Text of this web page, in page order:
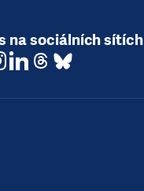
na sociálních sítích